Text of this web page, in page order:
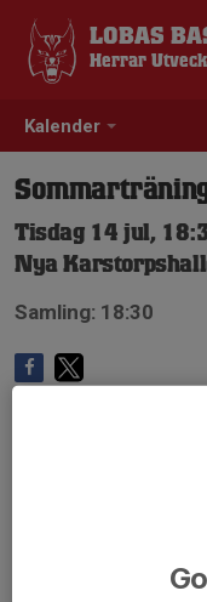
Kalender
LOBAS
Herrar
Tisdag 14 jul,
Nya
Samling: 18:30